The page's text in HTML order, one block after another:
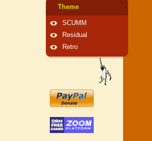
Theme
SCUMM
Residual
Retro